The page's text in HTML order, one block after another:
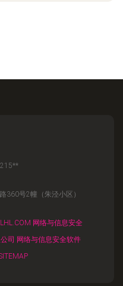
360号2幢（朱泾小区）
网络与信息安全
司 网络与信息安全软件